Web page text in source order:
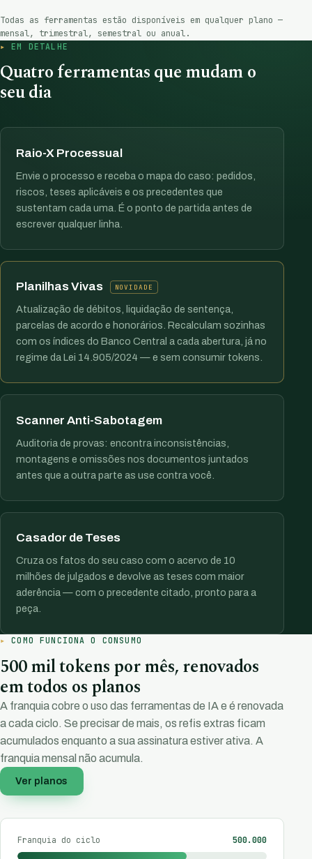
Todas as ferramentas estão disponíveis em qualquer plano —
mensal, trimestral, semestral ou anual.
EM DETALHE
Quatro ferramentas que mudam o
seu dia
Raio-X Processual
Envie o processo e receba o mapa do caso: pedidos,
riscos, teses aplicáveis e os precedentes que
sustentam cada uma. É o ponto de partida antes de
escrever qualquer linha.
Planilhas Vivas NOVIDADE
Atualização de débitos, liquidação de sentença,
parcelas de acordo e honorários. Recalculam sozinhas
com os índices do Banco Central a cada abertura, já no
regime da Lei 14.905/2024 — e sem consumir tokens.
Scanner Anti-Sabotagem
Auditoria de provas: encontra inconsistências,
montagens e omissões nos documentos juntados
antes que a outra parte as use contra você.
Casador de Teses
Cruza os fatos do seu caso com o acervo de 10
milhões de julgados e devolve as teses com maior
aderência — com o precedente citado, pronto para a
peça.
COMO FUNCIONA O CONSUMO
500 mil tokens por mês, renovados
em todos os planos
A franquia cobre o uso das ferramentas de IA e é renovada
a cada ciclo. Se precisar de mais, os refis extras ficam
acumulados enquanto a sua assinatura estiver ativa. A
franquia mensal não acumula.
Ver planos
Franquia do ciclo 500.000